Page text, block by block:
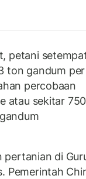
petani
ton gandum per
percobaan
atau sekitar 750
pertanian di
Pemerintah